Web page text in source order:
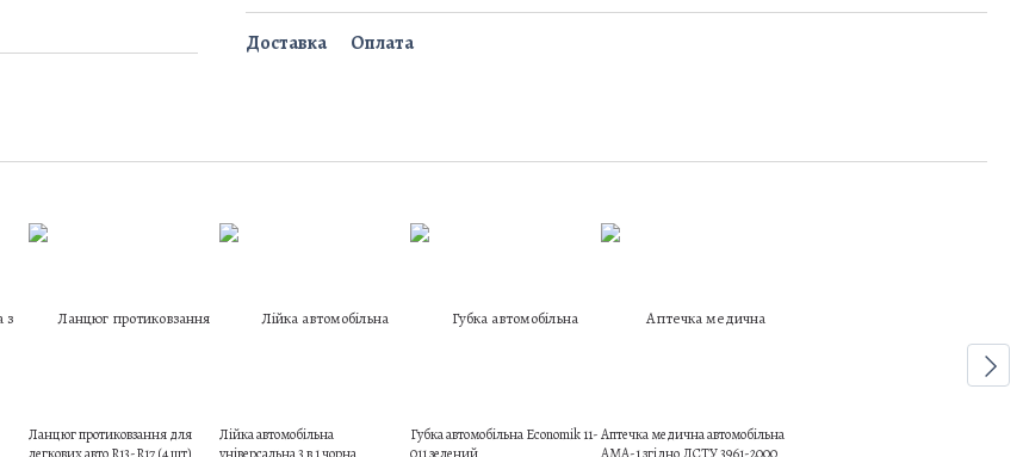
Доставка Оплата
Ланцюг протиковзання для
легкових авто R13-R17 (4 шт)
Лійка автомобільна
універсальна 3 в 1 чорна
Губка автомобільна Economik 11-
011 зелений
Аптечка медична автомобільна
АМА-1 згідно ДСТУ 3961-2000